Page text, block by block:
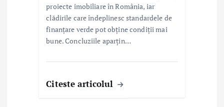
proiecte imobiliare în România, iar
clădirile care îndeplinesc standardele de
finanțare verde pot obține condiții mai
bune. Concluziile aparțin…
Citeste articolul